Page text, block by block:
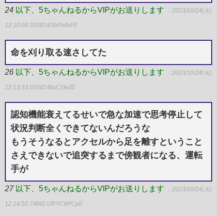
24 以下、5ちゃんねるからVIPがお送りします ：2023/10/24(火)
12:10:09.353ID:83bFh4sF0
命を刈り取る速さしてた
26 以下、5ちゃんねるからVIPがお送りします ：2023/10/24(火)
12:13:33.016ID:IBuC2IeZ0
認知機能衰えてるせいで急な加速で思考停止して
状況判断全くできてないんだろうな
もうそうなるとアクセルから足を離すということ
さえできないで追突するまで傍観者になる、運転
手が
27 以下、5ちゃんねるからVIPがお送りします ：2023/10/24(火)
12:14:50.748ID:URYC6PCp0